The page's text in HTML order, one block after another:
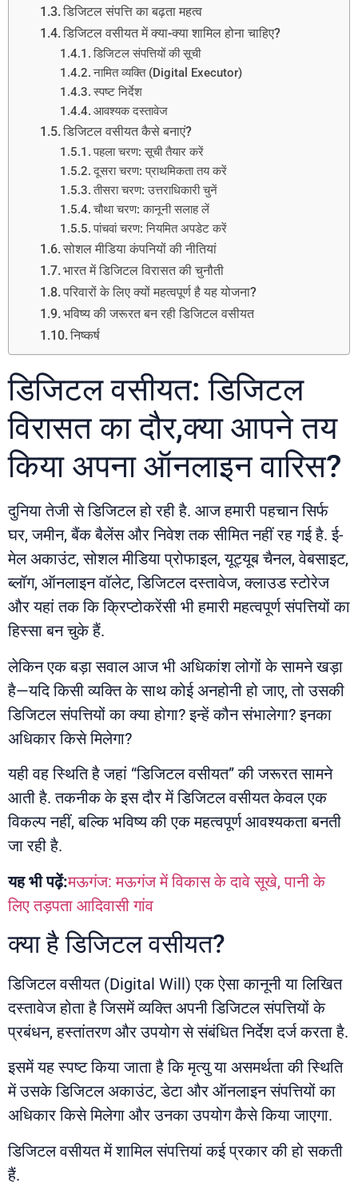
डिजिटल संपत्ति का बढ़ता महत्व
डिजिटल वसीयत में क्या-क्या शामिल होना चाहिए?
डिजिटल संपत्तियों की सूची
नामित व्यक्ति (Digital Executor)
स्पष्ट निर्देश
आवश्यक दस्तावेज
डिजिटल वसीयत कैसे बनाएं?
पहला चरण: सूची तैयार करें
दूसरा चरण: प्राथमिकता तय करें
तीसरा चरण: उत्तराधिकारी चुनें
चौथा चरण: कानूनी सलाह लें
पांचवां चरण: नियमित अपडेट करें
सोशल मीडिया कंपनियों की नीतियां
भारत में डिजिटल विरासत की चुनौती
परिवारों के लिए क्यों महत्वपूर्ण है यह योजना?
भविष्य की जरूरत बन रही डिजिटल वसीयत
निष्कर्ष
डिजिटल वसीयत: डिजिटल
विरासत का दौर,क्या आपने तय
किया अपना ऑनलाइन वारिस?
दुनिया तेजी से डिजिटल हो रही है. आज हमारी पहचान सिर्फ
घर, जमीन, बैंक बैलेंस और निवेश तक सीमित नहीं रह गई है. ई-
मेल अकाउंट, सोशल मीडिया प्रोफाइल, यूट्यूब चैनल, वेबसाइट,
ब्लॉग, ऑनलाइन वॉलेट, डिजिटल दस्तावेज, क्लाउड स्टोरेज
और यहां तक कि क्रिप्टोकरेंसी भी हमारी महत्वपूर्ण संपत्तियों का
हिस्सा बन चुके हैं.
लेकिन एक बड़ा सवाल आज भी अधिकांश लोगों के सामने खड़ा
है—यदि किसी व्यक्ति के साथ कोई अनहोनी हो जाए, तो उसकी
डिजिटल संपत्तियों का क्या होगा? इन्हें कौन संभालेगा? इनका
अधिकार किसे मिलेगा?
यही वह स्थिति है जहां “डिजिटल वसीयत” की जरूरत सामने
आती है. तकनीक के इस दौर में डिजिटल वसीयत केवल एक
विकल्प नहीं, बल्कि भविष्य की एक महत्वपूर्ण आवश्यकता बनती
जा रही है.
यह भी पढ़ें:मऊगंज: मऊगंज में विकास के दावे सूखे, पानी के
लिए तड़पता आदिवासी गांव
क्या है डिजिटल वसीयत?
डिजिटल वसीयत (Digital Will) एक ऐसा कानूनी या लिखित
दस्तावेज होता है जिसमें व्यक्ति अपनी डिजिटल संपत्तियों के
प्रबंधन, हस्तांतरण और उपयोग से संबंधित निर्देश दर्ज करता है.
इसमें यह स्पष्ट किया जाता है कि मृत्यु या असमर्थता की स्थिति
में उसके डिजिटल अकाउंट, डेटा और ऑनलाइन संपत्तियों का
अधिकार किसे मिलेगा और उनका उपयोग कैसे किया जाएगा.
डिजिटल वसीयत में शामिल संपत्तियां कई प्रकार की हो सकती
हैं.